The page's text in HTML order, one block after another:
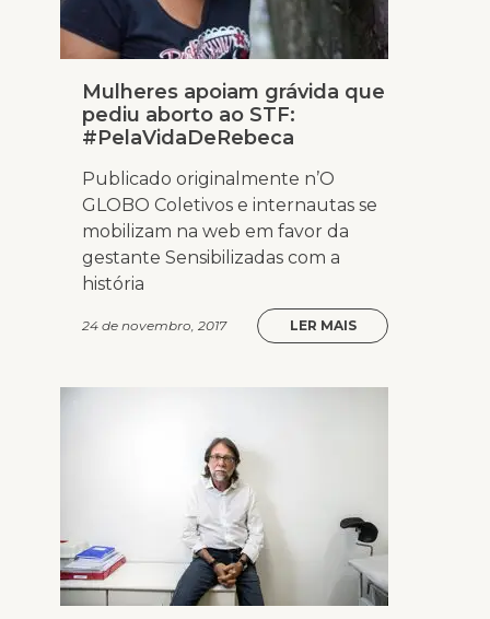
Mulheres apoiam grávida que
pediu aborto ao STF:
#PelaVidaDeRebeca
Publicado originalmente n’O
GLOBO Coletivos e internautas se
mobilizam na web em favor da
gestante Sensibilizadas com a
história
24 de novembro, 2017 LER MAIS